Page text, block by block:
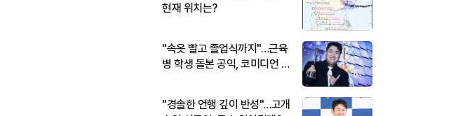
현재 위치는?
"속옷 빨고 졸업식까지"…근육
병 학생 돌본 공익, 코미디언 김
"경솔한 언행 깊이 반성"…고개